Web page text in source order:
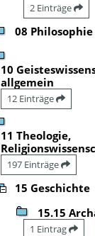
2 Einträge
08 Philosophie
10
allgemein
12 Einträge
11 Theologie,
197 Einträge
15 Geschichte
15.15
1 Eintrag